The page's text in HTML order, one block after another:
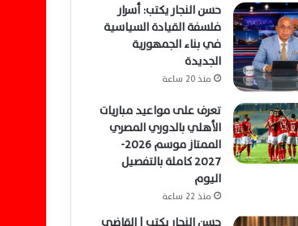
حسن النجار يكتب: أسرار
فلسفة القيادة السياسية
في بناء الجمهورية
الجديدة
منذ 20 ساعة
تعرف على مواعيد مباريات
الأهلي بالدوري المصري
الممتاز موسم 2026-
2027 كاملة بالتفصيل
اليوم
منذ 22 ساعة